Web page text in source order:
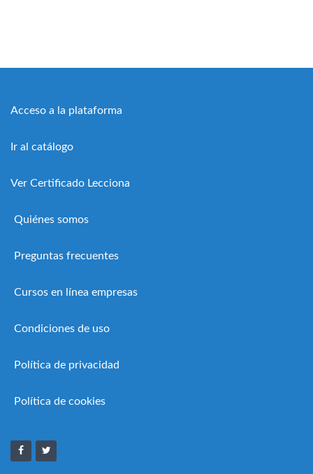
Acceso a la plataforma
Ir al catálogo
Ver Certificado Lecciona
Quiénes somos
Preguntas frecuentes
Cursos en línea empresas
Condiciones de uso
Política de privacidad
Política de cookies